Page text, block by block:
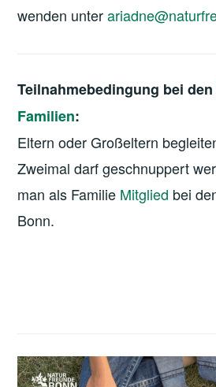
wenden unter
Teilnahmebedingung bei den
Familien:
Eltern oder Großeltern
Zweimal darf geschnuppert
man als Familie Mitglied bei
Bonn.